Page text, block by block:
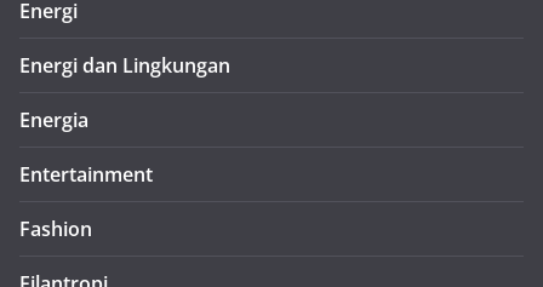
Energi
Energi dan Lingkungan
Energia
Entertainment
Fashion